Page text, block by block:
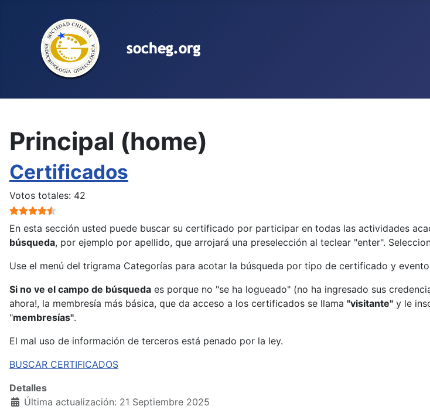
Principal (home)
Certificados
Ratio: 4.5/5
Votos totales: 42
En esta sección usted puede buscar su certificado por participar en todas las actividades
búsqueda, por ejemplo por apellido, que arrojará una preselección al teclear "enter".
Use el menú del trigrama Categorías para acotar la búsqueda por tipo de certificado y
Si no ve el campo de búsqueda es porque no "se ha logueado" (no ha ingresado sus
ahora!, la membresía más básica, que da acceso a los certificados se llama "visitante" y le
"membresías".
El mal uso de información de terceros está penado por la ley.
BUSCAR CERTIFICADOS
Detalles
Última actualización: 21 Septiembre 2025